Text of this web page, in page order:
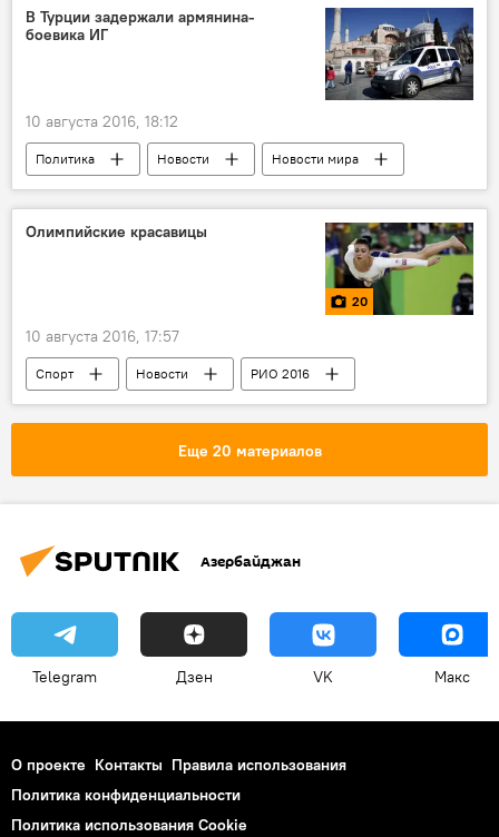
В Турции задержали армянина-
боевика ИГ
10 августа 2016, 18:12
Политика Новости
Новости мира
Турция
Хатай
Террорист
Задержание
Олимпийские красавицы
20
10 августа 2016, 17:57
Спорт Новости
РИО 2016
Фото
Новости мира
Рио-де-Жанейро
Олимпиада-2016
Красавицы
Еще 20 материалов
Азербайджан
Telegram Дзен VK Макс
О проекте Контакты Правила использования
Политика конфиденциальности
Политика использования Cookie